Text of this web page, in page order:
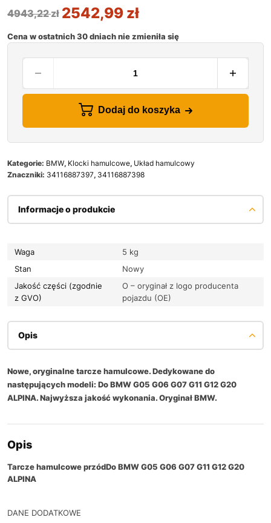
4943,22zł 2542,99 zł
Cena w ostatnich 30 dniach nie zmieniła się
Dodaj do koszyka
Kategorie: BMW, Klocki hamulcowe, Układ hamulcowy
Znaczniki: 34116887397, 34116887398
Informacje o produkcie
Waga
5 kg
Stan
Nowy
Jakość części (zgodnie
z GVO)
O – oryginał z logo producenta
pojazdu (OE)
Opis
Nowe, oryginalne tarcze hamulcowe. Dedykowane do
następujących modeli: Do BMW G05 G06 G07 G11 G12 G20
ALPINA. Najwyższa jakość wykonania. Oryginał BMW.
Opis
Tarcze hamulcowe przódDo BMW G05 G06 G07 G11 G12 G20
ALPINA
DANE DODATKOWE